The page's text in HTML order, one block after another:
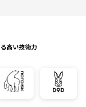
高い技術力